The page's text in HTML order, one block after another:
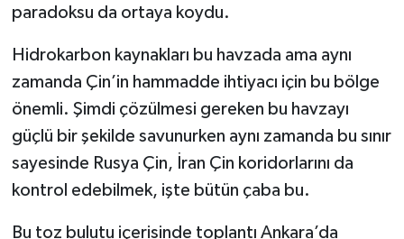
paradoksu da ortaya koydu.
Hidrokarbon kaynakları bu havzada ama aynı
zamanda Çin’in hammadde ihtiyacı için bu bölge
önemli. Şimdi çözülmesi gereken bu havzayı
güçlü bir şekilde savunurken aynı zamanda bu sınır
sayesinde Rusya Çin, İran Çin koridorlarını da
kontrol edebilmek, işte bütün çaba bu.
Bu toz bulutu içerisinde toplantı Ankara’da